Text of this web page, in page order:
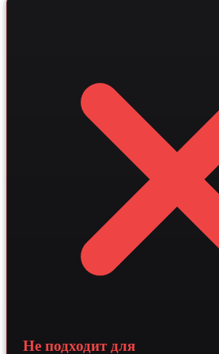
существенно снижает нагрузку на
счет интеллектуальной обработки
Не подходит для